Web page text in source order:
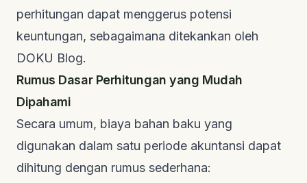
perhitungan dapat menggerus potensi
keuntungan, sebagaimana ditekankan oleh
DOKU Blog.
Rumus Dasar Perhitungan yang Mudah
Dipahami
Secara umum, biaya bahan baku yang
digunakan dalam satu periode akuntansi dapat
dihitung dengan rumus sederhana: